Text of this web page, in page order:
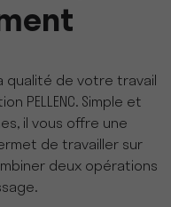
qualité de votre travail
PELLENC. Simple et
il vous offre une
de travailler sur
deux opérations